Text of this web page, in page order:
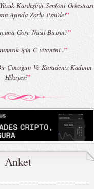
Kardeşliği Senfoni Orkestrası
Ayında Zorlu Psm’de!”
Göre Nasıl Birisin?”
için C vitamini...”
Çocuğun Ve Karadeniz Kadının
Hikayesi”
Anket